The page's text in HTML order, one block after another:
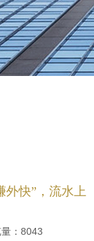
外快”，流水上
： 8043